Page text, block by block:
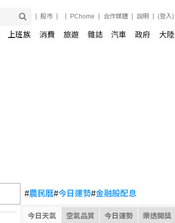
股市 PChome 合作媒體 說明 (登入)
上班族 消費 旅遊 雜誌 汽車 政府 大陸
#農民曆#今日運勢#金融股配息
今日天氣 空氣品質 今日運勢 樂透開獎